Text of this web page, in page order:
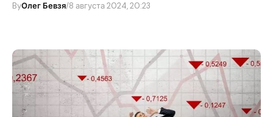
ByОлег Бевзя/8 августа 2024, 20:23